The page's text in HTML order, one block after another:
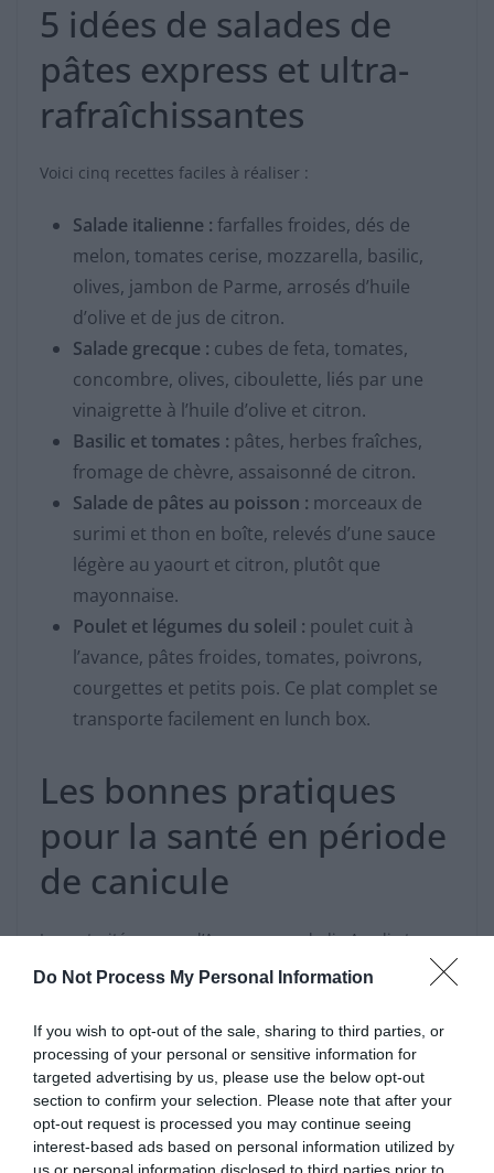
Do Not Process My Personal Information
If you wish to opt-out of the sale, sharing to third parties, or
processing of your personal or sensitive information for
targeted advertising by us, please use the below opt-out
section to confirm your selection. Please note that after your
opt-out request is processed you may continue seeing
interest-based ads based on personal information utilized by
us or personal information disclosed to third parties prior to
5 idées de salades de
pâtes express et ultra-
rafraîchissantes
Voici cinq recettes faciles à réaliser :
Salade italienne : farfalles froides, dés de
melon, tomates cerise, mozzarella, basilic,
olives, jambon de Parme, arrosés d’huile
d’olive et de jus de citron.
Salade grecque : cubes de feta, tomates,
concombre, olives, ciboulette, liés par une
vinaigrette à l’huile d’olive et citron.
Basilic et tomates : pâtes, herbes fraîches,
fromage de chèvre, assaisonné de citron.
Salade de pâtes au poisson : morceaux de
surimi et thon en boîte, relevés d’une sauce
légère au yaourt et citron, plutôt que
mayonnaise.
Poulet et légumes du soleil : poulet cuit à
l’avance, pâtes froides, tomates, poivrons,
courgettes et petits pois. Ce plat complet se
transporte facilement en lunch box.
Les bonnes pratiques
pour la santé en période
de canicule
Les autorités comme l’Assurance maladie Ameli et
Santé publique France insistent sur l’importance de
trop salés, tout en maintenant un apport suffisant en
nourriture. Une salade de pâtes généreusement garnie
de légumes et assaisonnée avec une huile végétale
constitue une alternative légère et nutritive aux plats
en sauce lourds.